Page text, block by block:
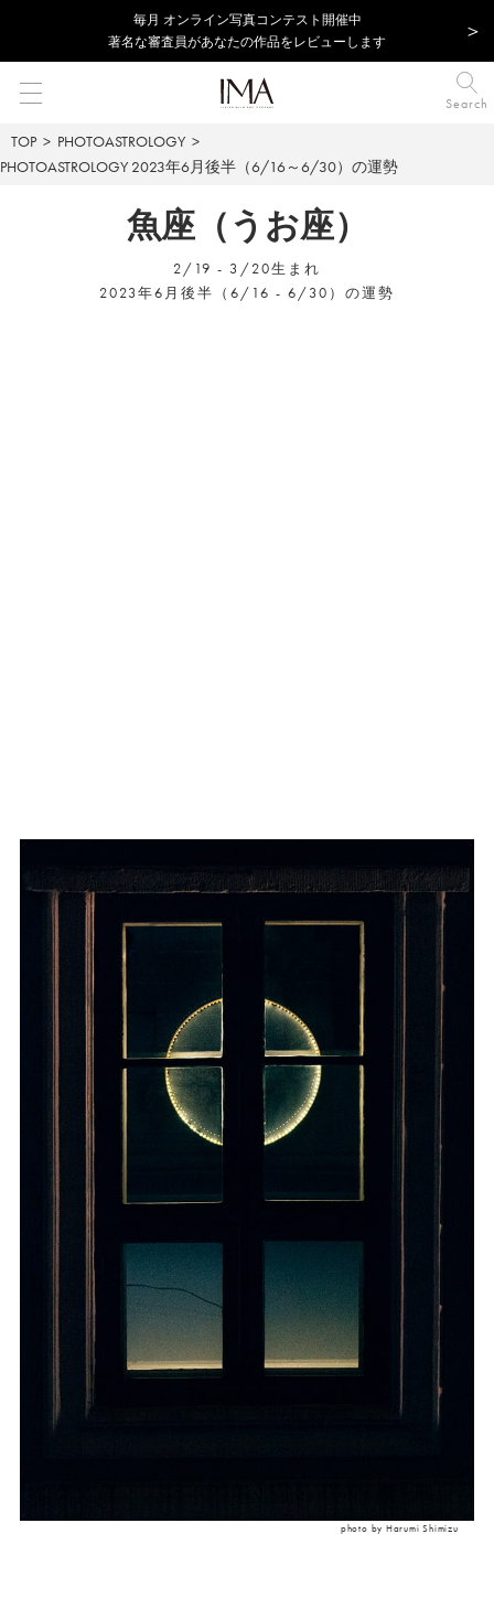
毎⽉ オンライン写真コンテスト開催中
著名な審査員があなたの作品をレビューします
Search
TOP
PHOTOASTROLOGY
PHOTOASTROLOGY 2023年6月後半（6/16～6/30）の運勢
魚座（うお座）
2/19 - 3/20生まれ
2023年6月後半（6/16 - 6/30）の運勢
photo by Harumi Shimizu